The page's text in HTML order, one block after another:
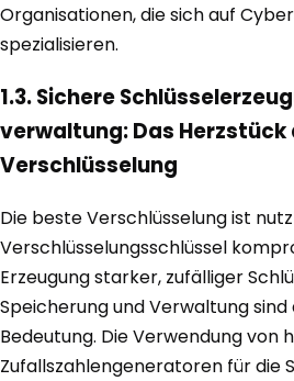
Organisationen, die sich auf
spezialisieren.
1.3. Sichere
verwaltung: Das Herzstück
Verschlüsselung
Die beste Verschlüsselung ist
Verschlüsselungsschlüssel
Erzeugung starker, zufälliger
Speicherung und Verwaltung
Bedeutung. Die Verwendung
Zufallszahlengeneratoren für die